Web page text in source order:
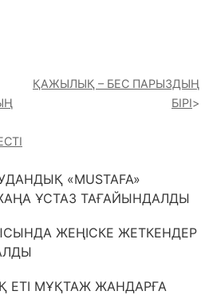
ҚАЖЫЛЫҚ – БЕС ПАРЫЗДЫҢ
БІРІ
«MUSTAFA»
ҰСТАЗ ТАҒАЙЫНДАЛДЫ
ЖЕҢІСКЕ ЖЕТКЕНДЕР
ЕТІ МҰҚТАЖ ЖАНДАРҒА